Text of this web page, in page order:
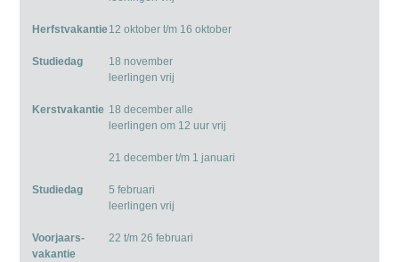
Herfstvakantie12 oktober t/m 16 oktober
Studiedag
18 november
leerlingen vrij
Kerstvakantie 18 december alle
leerlingen om 12 uur vrij
21 december t/m 1 januari
Studiedag
5 februari
leerlingen vrij
Voorjaars-
vakantie
22 t/m 26 februari